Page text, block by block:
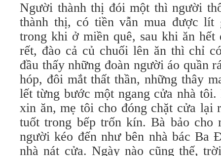
Người thành thị đói một thì người
thành thị, có tiền vẫn mua được lít
trong khi ở miền quê, sau khi ăn hết
rết, đào cả củ chuối lên ăn thì chỉ
đầu thấy những đoàn người áo quần
hóp, đôi mắt thất thần, những thây
lết từng bước một ngang cửa nhà
xin ăn, mẹ tôi cho đóng chặt cửa lại
tuốt trong bếp trốn kín. Bà bảo cho
người kéo đến như bên nhà bác Ba
nhà nát cửa. Ngày nào cũng thế,